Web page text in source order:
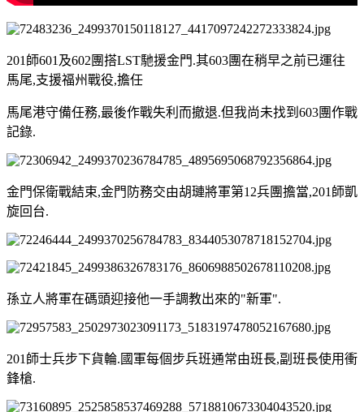
201師601及602團搭LST馳援金門.其603團在稍早之前已運往
馬尾,支援福州戰役,擔任
馬尾港守備任務,最後作戰失利而撤退.但我尚未找到603團作戰
記錄.
金門保衛戰結束,金門防務交由胡璉將軍第12兵團擔當,201師凱
旋回台.
孫立人將軍在碼頭迎接他一手調教出來的"新軍".
201師士兵步下貨輪.國軍每個步兵班通常由班長,副班長使用衝
鋒槍.